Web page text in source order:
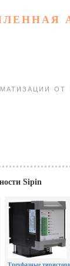
от
Sipin
Трехфазные